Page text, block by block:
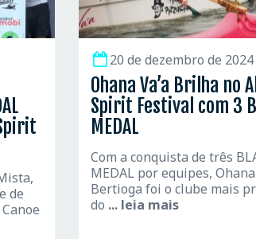
de
20 de dezembro de 2024
Ohana Va’a Brilha no
Spirit Festival com 3
MEDAL
Com a conquista de três
MEDAL por equipes, Ohana
Bertioga foi o clube mais
do ... leia mais